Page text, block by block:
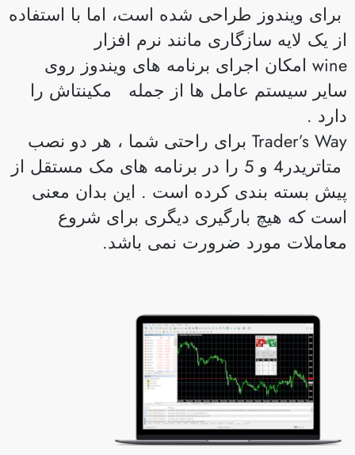
ویندوز طراحی شده است، اما با استفاده
یک لایه سازگاری مانند نرم افزار
wine امکان اجرای برنامه های ویندوز روی
سیستم عامل ها از جمله مکینتاش را
.
Trader’s Way برای راحتی شما ، هر دو نصب
متاتریدر4 و 5 را در برنامه های مک مستقل از
بسته بندی کرده است . این بدان معنی
که هیچ بارگیری دیگری برای شروع
مورد ضرورت نمی باشد.